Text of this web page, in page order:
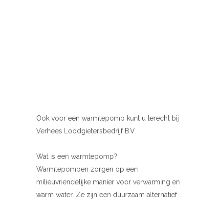
Ook voor een warmtepomp kunt u terecht bij
Verhees Loodgietersbedrijf B.V.
Wat is een warmtepomp?
Warmtepompen zorgen op een
milieuvriendelijke manier voor verwarming en
warm water. Ze zijn een duurzaam alternatief